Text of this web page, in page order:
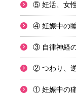
⑤ 妊活、女
④ 妊娠中の
③ 自律神経
② つわり、
① 妊娠中の